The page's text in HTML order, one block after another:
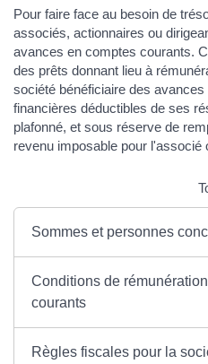
Pour faire face au besoin de
associés, actionnaires ou
avances en comptes courants.
des prêts donnant lieu à
société bénéficiaire des
financières déductibles de ses
plafonné, et sous réserve de
revenu imposable pour l'associé
Sommes et personnes
Conditions de
courants
Règles fiscales pour la